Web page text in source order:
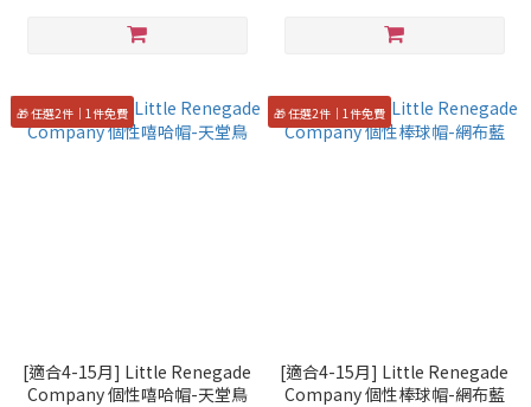
🎁 任選2件｜1件免費
[適合4-15月] Little Renegade
Company 個性嘻哈帽-天堂鳥
🎁 任選2件｜1件免費
[適合4-15月] Little Renegade
Company 個性棒球帽-網布藍